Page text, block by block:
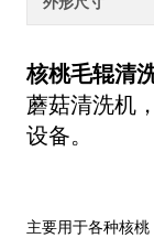
核桃毛辊清
蘑菇清洗机
设备。
主要用于各种核